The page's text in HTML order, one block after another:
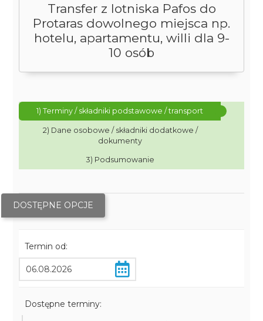
Transfer z lotniska Pafos do
Protaras dowolnego miejsca np.
hotelu, apartamentu, willi dla 9-
10 osób
1) Terminy / składniki podstawowe / transport
2) Dane osobowe / składniki dodatkowe /
dokumenty
3) Podsumowanie
DOSTĘPNE OPCJE
Termin od:
Dostępne terminy: